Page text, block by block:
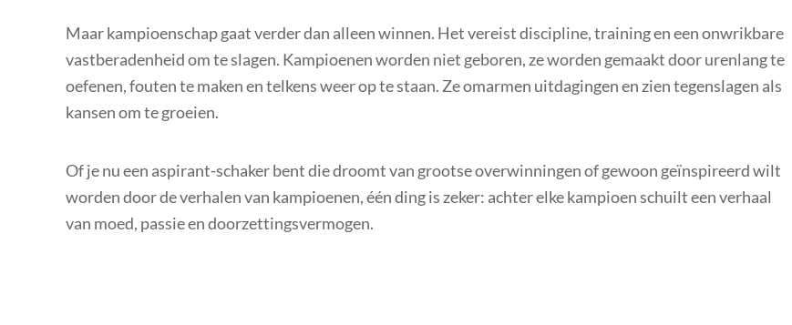
Maar kampioenschap gaat verder dan alleen winnen. Het vereist discipline, training en een onwrikbare
vastberadenheid om te slagen. Kampioenen worden niet geboren, ze worden gemaakt door urenlang te
oefenen, fouten te maken en telkens weer op te staan. Ze omarmen uitdagingen en zien tegenslagen als
kansen om te groeien.
Of je nu een aspirant-schaker bent die droomt van grootse overwinningen of gewoon geïnspireerd wilt
worden door de verhalen van kampioenen, één ding is zeker: achter elke kampioen schuilt een verhaal
van moed, passie en doorzettingsvermogen.